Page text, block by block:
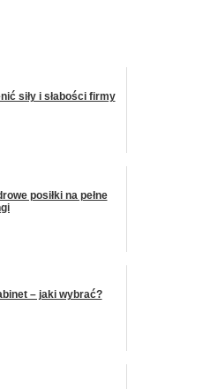
siły i słabości firmy
posiłki na pełne
– jaki wybrać?